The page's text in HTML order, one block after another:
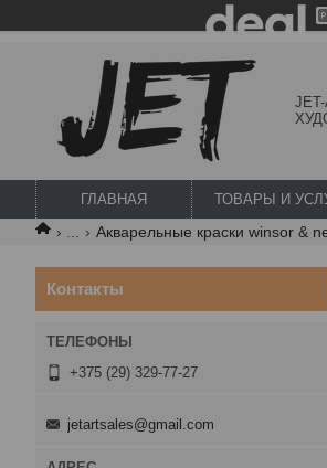
ГЛАВНАЯ ТОВАРЫ И
Акварельные краски winsor &
Контакты
+375 (29) 329-77-27
jetartsales@gmail.com